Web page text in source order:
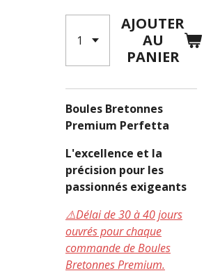
AJOUTER
AU
PANIER
Boules Bretonnes
Premium Perfetta
L'excellence et la
précision pour les
passionnés exigeants
⚠️Délai de 30 à 40 jours
ouvrés pour chaque
commande de Boules
Bretonnes Premium.